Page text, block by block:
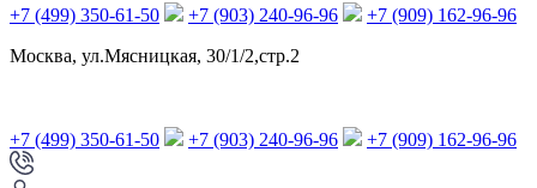
+7 (499) 350-61-50 +7 (903) 240-96-96
+7 (909) 162-96-96
Москва, ул.Мясницкая, 30/1/2,стр.2
+7 (499) 350-61-50 +7 (903) 240-96-96 +7 (909) 162-96-96